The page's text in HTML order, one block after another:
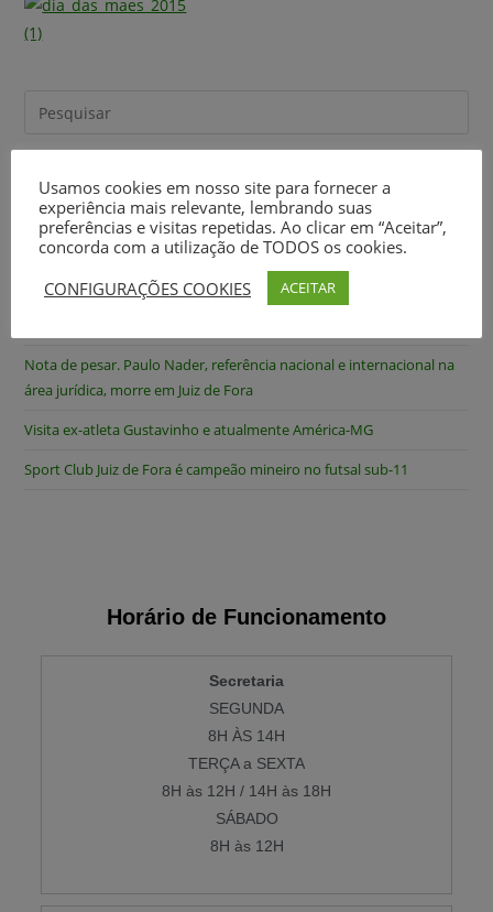
Posts Recentes
Sport Club Juiz de Fora é Campeão nas categorias sub 7 e sub 8
masculino, e sub 17 feminino
Nota Oficial. Gostaríamos de abordar recentes alegações
Nota de pesar. Paulo Nader, referência nacional e internacional na
área jurídica, morre em Juiz de Fora
Visita ex-atleta Gustavinho e atualmente América-MG
Sport Club Juiz de Fora é campeão mineiro no futsal sub-11
Horário de Funcionamento
Secretaria
SEGUNDA
8H ÀS 14H
TERÇA a SEXTA
8H às 12H / 14H às 18H
SÁBADO
8H às 12H
Usamos cookies em nosso site para fornecer a
experiência mais relevante, lembrando suas
preferências e visitas repetidas. Ao clicar em “Aceitar”,
concorda com a utilização de TODOS os cookies.
CONFIGURAÇÕES COOKIES
ACEITAR